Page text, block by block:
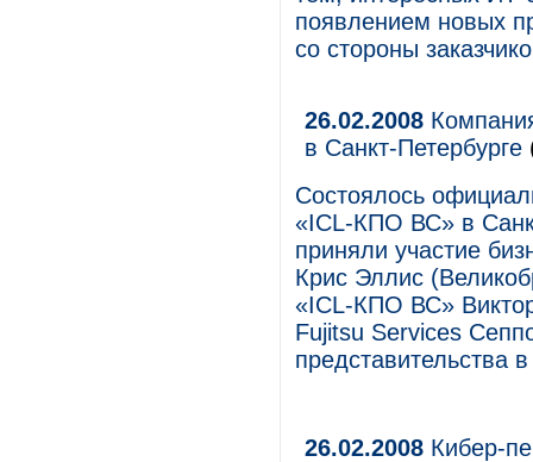
появлением новых
со стороны
26.02.2008
в Санкт-Петербурге
Состоялось
«ICL-КПО ВС» в
приняли участие
Крис Эллис
«ICL-КПО ВС»
Fujitsu Services
представительства
26.02.2008 Кибер-